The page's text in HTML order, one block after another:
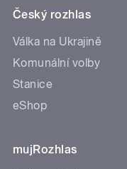
Český rozhlas
Válka na Ukrajině
Komunální volby
Stanice
eShop
mujRozhlas